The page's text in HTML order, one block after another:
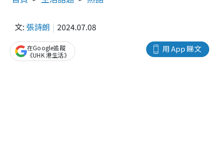
文: 張詩朗 2024.07.08
用 App 睇文
在Google追蹤
《UHK 港生活》